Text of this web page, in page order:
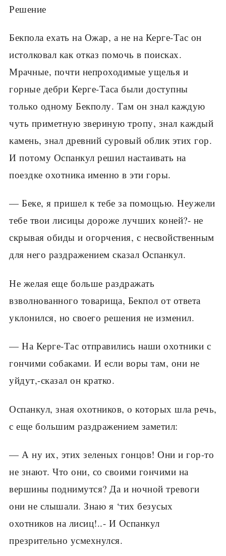
Решение
Бекпола ехать на Ожар, а не на Керге-Тас он
истолковал как отказ помочь в поисках.
Мрачные, почти непроходимые ущелья и
горные дебри Керге-Таса были доступны
только одному Бекполу. Там он знал каждую
чуть приметную звериную тропу, знал каждый
камень, знал древний суровый облик этих гор.
И потому Оспанкул решил настаивать на
поездке охотника именно в эти горы.
— Беке, я пришел к тебе за помощью. Неужели
тебе твои лисицы дороже лучших коней?- не
скрывая обиды и огорчения, с несвойственным
для него раздражением сказал Оспанкул.
Не желая еще больше раздражать
взволнованного товарища, Бекпол от ответа
уклонился, но своего решения не изменил.
— На Керге-Тас отправились наши охотники с
гончими собаками. И если воры там, они не
уйдут,-сказал он кратко.
Оспанкул, зная охотников, о которых шла речь,
с еще большим раздражением заметил:
— А ну их, этих зеленых гонцов! Они и гор-то
не знают. Что они, со своими гончими на
вершины поднимутся? Да и ночной тревоги
они не слышали. Знаю я ‘тих безусых
охотников на лисиц!..- И Оспанкул
презрительно усмехнулся.